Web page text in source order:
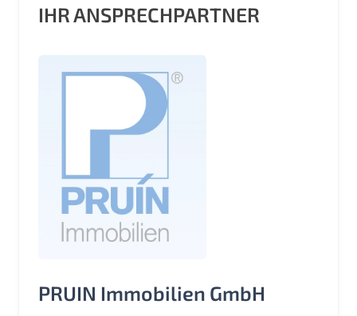
IHR ANSPRECHPARTNER
PRUIN Immobilien GmbH